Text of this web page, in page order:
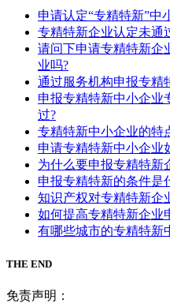
申请认定“专精特新”中
专精特新企业认定未通
请问下申请专精特新企
业吗?
通过服务机构申报专精
申报专精特新中小企业
过?
专精特新中小企业的特
申请专精特新中小企业
为什么要申报专精特新
申报专精特新的条件是
知识产权对专精特新企
如何提高专精特新企业
有哪些城市的专精特新
THE END
免责声明：